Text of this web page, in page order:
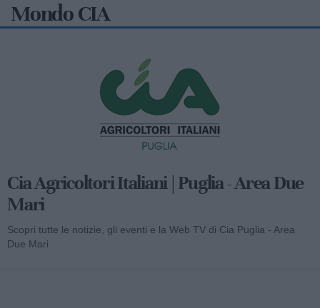
Mondo CIA
Cia Agricoltori Italiani | Puglia - Area Due
Mari
Scopri tutte le notizie, gli eventi e la Web TV di Cia Puglia - Area
Due Mari